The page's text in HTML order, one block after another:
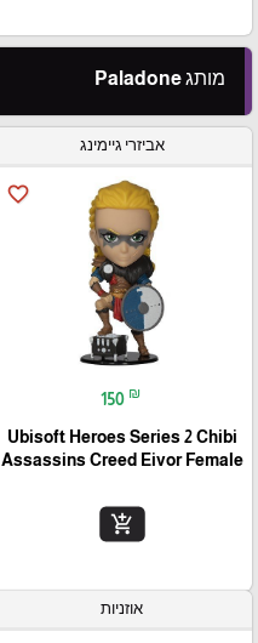
מותג Paladone
אביזרי גיימינג
favorite_border
150 ₪
Ubisoft Heroes Series 2 Chibi
Assassins Creed Eivor Female
add_shopping_cart
אוזניות